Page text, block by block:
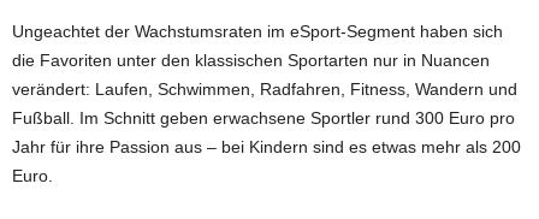
Ungeachtet der Wachstumsraten im eSport-Segment haben sich
die Favoriten unter den klassischen Sportarten nur in Nuancen
verändert: Laufen, Schwimmen, Radfahren, Fitness, Wandern und
Fußball. Im Schnitt geben erwachsene Sportler rund 300 Euro pro
Jahr für ihre Passion aus – bei Kindern sind es etwas mehr als 200
Euro.